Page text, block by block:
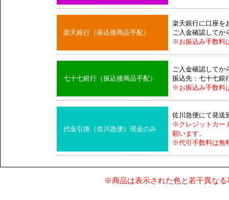
楽天銀行（振込後商品手配）
楽天銀行に口座を
ご入金確認してか
※お振込み手数料
七十七銀行（振込後商品手配）
ご入金確認してか
振込先：七十七銀
※お振込み手数料
代金引換（佐川急便）現金のみ
佐川急便にて発送
※クレジットカー
願います。
※代引手数料は無
※商品は表示された色と若干異な